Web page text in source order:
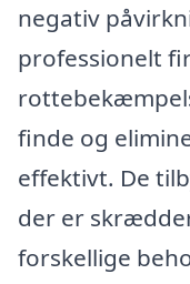
negativ
professionelt
finde og
effektivt. De
der er
forskellige